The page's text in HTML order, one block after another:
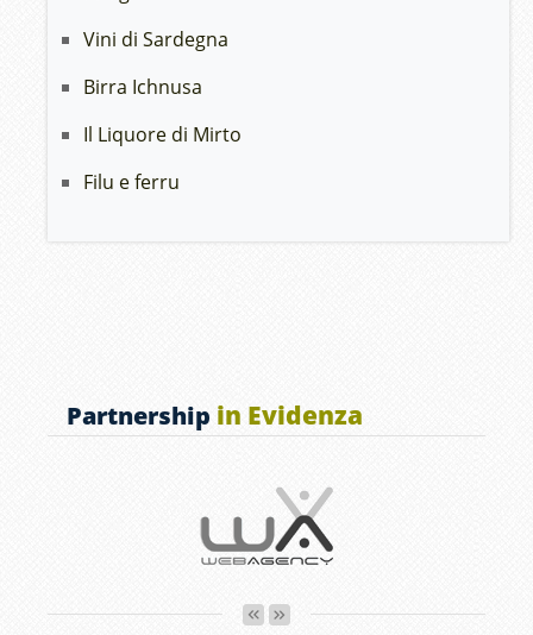
Vini di Sardegna
Birra Ichnusa
Il Liquore di Mirto
Filu e ferru
Partnership in Evidenza